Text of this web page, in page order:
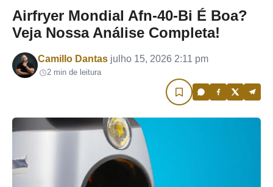
Airfryer Mondial Afn-40-Bi É Boa?
Veja Nossa Análise Completa!
Por
Camillo Dantas julho 15, 2026 2:11 pm
2 min de leitura